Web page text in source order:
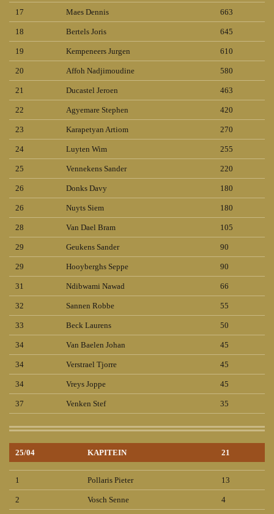
17 Maes Dennis 663
18 Bertels Joris 645
19 Kempeneers Jurgen 610
20 Affoh Nadjimoudine 580
21 Ducastel Jeroen 463
22 Agyemare Stephen 420
23 Karapetyan Artiom 270
24 Luyten Wim 255
25 Vennekens Sander 220
26 Donks Davy 180
26 Nuyts Siem 180
28 Van Dael Bram 105
29 Geukens Sander 90
29 Hooyberghs Seppe 90
31 Ndibwami Nawad 66
32 Sannen Robbe 55
33 Beck Laurens 50
34 Van Baelen Johan 45
34 Verstrael Tjorre 45
34 Vreys Joppe 45
37 Venken Stef 35
25/04 KAPITEIN 21
1 Pollaris Pieter 13
2 Vosch Senne 4